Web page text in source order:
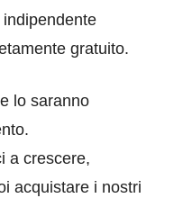
gratuito.
lo saranno
a crescere,
acquistare i nostri